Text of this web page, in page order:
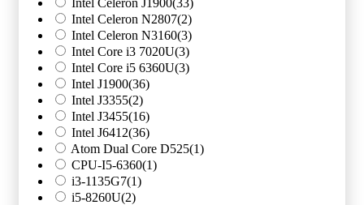
Intel Celeron N2807(2)
Intel Celeron N3160(3)
Intel Core i3 7020U(3)
Intel Core i5 6360U(3)
Intel J1900(36)
Intel J3355(2)
Intel J3455(16)
Intel J6412(36)
Atom Dual Core D525(1)
CPU-I5-6360(1)
i3-1135G7(1)
i5-8260U(2)